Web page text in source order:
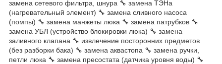
замена сетевого фильтра, шнура 🔧 замена ТЭНа
(нагревательный элемент) 🔧 замена сливного насоса
(помпы) 🔧 замена манжеты люка 🔧 замена патрубков 🔧
замена УБЛ (устройство блокировки люка) 🔧 замена
заливного клапана 🔧 извлечение посторонних предметов
(без разборки бака) 🔧 замена аквастопа 🔧 замена ручки,
петли люка 🔧 замена пресостата (датчика уровня воды) 🔧